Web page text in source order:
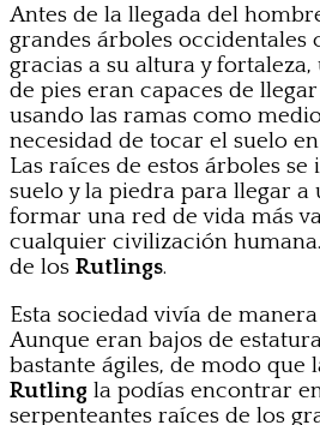
Antes de la llegada del
grandes árboles occidentales
gracias a su altura y fortaleza,
de pies eran capaces de
usando las ramas como
necesidad de tocar el suelo
Las raíces de estos árboles
suelo y la piedra para llegar a
formar una red de vida más
cualquier civilización
de los Rutlings.
Esta sociedad vivía de
Aunque eran bajos de
bastante ágiles, de modo que
Rutling la podías encontrar
serpenteantes raíces de los